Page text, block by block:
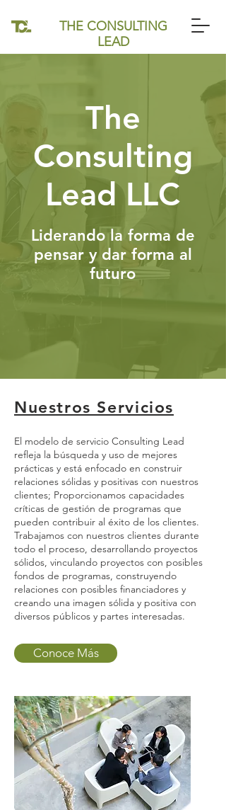
THE CONSULTING
LEAD
The
Consulting
Lead LLC
Liderando la forma de
pensar y dar forma al
futuro
Nuestros Servicios
El modelo de servicio Consulting Lead
refleja la búsqueda y uso de mejores
prácticas y está enfocado en construir
relaciones sólidas y positivas con nuestros
clientes; Proporcionamos capacidades
críticas de gestión de programas que
pueden contribuir al éxito de los clientes.
Trabajamos con nuestros clientes durante
todo el proceso, desarrollando proyectos
sólidos, vinculando proyectos con posibles
fondos de programas, construyendo
relaciones con posibles financiadores y
creando una imagen sólida y positiva con
diversos públicos y partes interesadas.
Conoce Más